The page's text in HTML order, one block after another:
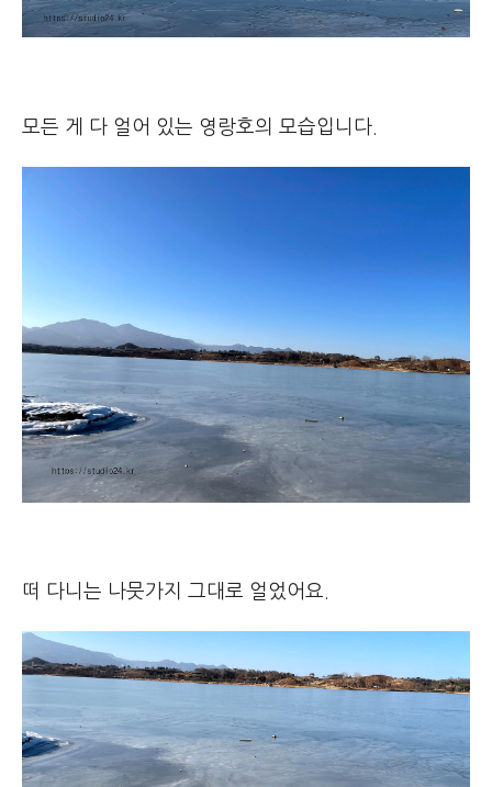
모든 게 다 얼어 있는 영랑호의 모습입니다.
떠 다니는 나뭇가지 그대로 얼었어요.